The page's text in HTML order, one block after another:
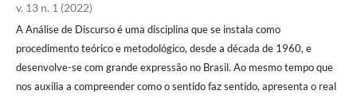
v. 13 n. 1 (2022)
A Análise de Discurso é uma disciplina que se instala como
procedimento teórico e metodológico, desde a década de 1960, e
desenvolve-se com grande expressão no Brasil. Ao mesmo tempo que
nos auxilia a compreender como o sentido faz sentido, apresenta o real